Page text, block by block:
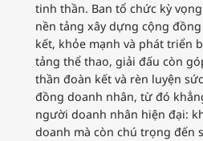
tinh thần. Ban tổ chức kỳ
nền tảng xây dựng cộng
kết, khỏe mạnh và phát triển
tảng thể thao, giải đấu còn
thần đoàn kết và rèn luyện
đồng doanh nhân, từ đó
người doanh nhân hiện đại:
doanh mà còn chú trọng đến